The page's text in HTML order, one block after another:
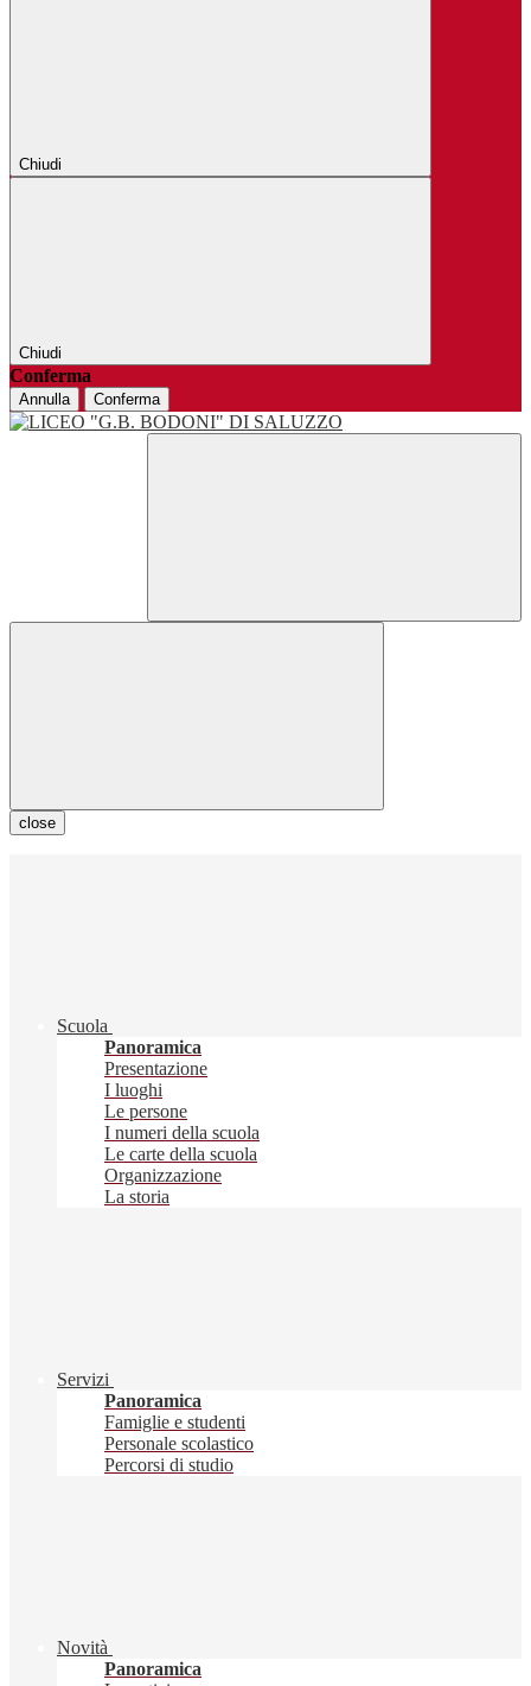
Chiudi
Chiudi
Conferma
Annulla Conferma
close
Scuola
Panoramica
Presentazione
I luoghi
Le persone
I numeri della scuola
Le carte della scuola
Organizzazione
La storia
Servizi
Panoramica
Famiglie e studenti
Personale scolastico
Percorsi di studio
Novità
Panoramica